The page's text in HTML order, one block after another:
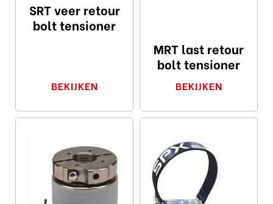
SRT veer retour
bolt tensioner
BEKIJKEN
MRT last retour
bolt tensioner
BEKIJKEN